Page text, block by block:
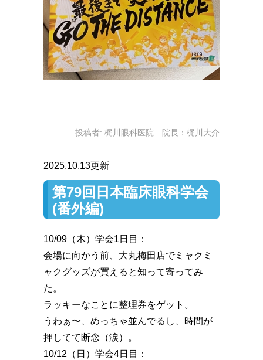
投稿者: 梶川眼科医院 院長：梶川大介
2025.10.13更新
第79回日本臨床眼科学会
(番外編)
10/09（木）学会1日目：
会場に向かう前、大丸梅田店でミャクミ
ャクグッズが買えると知って寄ってみ
た。
ラッキーなことに整理券をゲット。
うわぁ〜、めっちゃ並んでるし、時間が
押してて断念（涙）。
10/12（日）学会4日目：